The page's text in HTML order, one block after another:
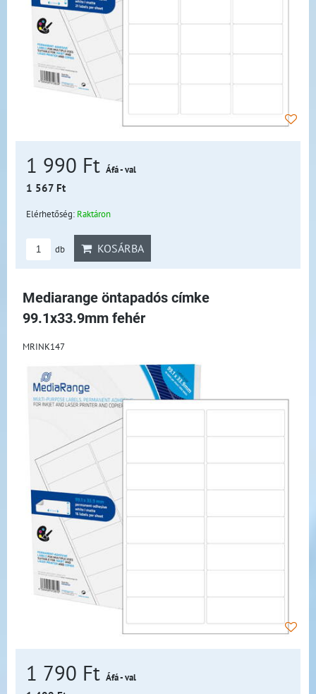
1 990 Ft Áfá - val
1 567 Ft
Elérhetőség: Raktáron
db KOSÁRBA
Mediarange öntapadós címke
99.1x33.9mm fehér
MRINK147
1 790 Ft Áfá - val